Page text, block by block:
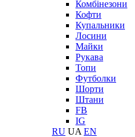
Комбінезони
Кофти
Купальники
Лосини
Майки
Рукава
Топи
Футболки
Шорти
Штани
FB
IG
RU UA EN